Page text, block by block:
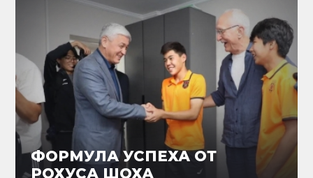
ФОРМУЛА УСПЕХА ОТ
РОХУСА ШОХА